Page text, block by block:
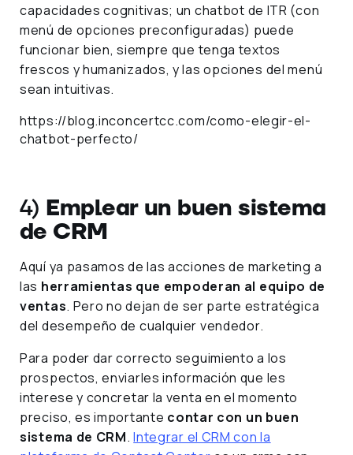
capacidades cognitivas; un chatbot de ITR (con
menú de opciones preconfiguradas) puede
funcionar bien, siempre que tenga textos
frescos y humanizados, y las opciones del menú
sean intuitivas.
https://blog.inconcertcc.com/como-elegir-el-
chatbot-perfecto/
4) Emplear un buen sistema
de CRM
Aquí ya pasamos de las acciones de marketing a
las herramientas que empoderan al equipo de
ventas. Pero no dejan de ser parte estratégica
del desempeño de cualquier vendedor.
Para poder dar correcto seguimiento a los
prospectos, enviarles información que les
interese y concretar la venta en el momento
preciso, es importante contar con un buen
sistema de CRM.Integrar el CRM con la